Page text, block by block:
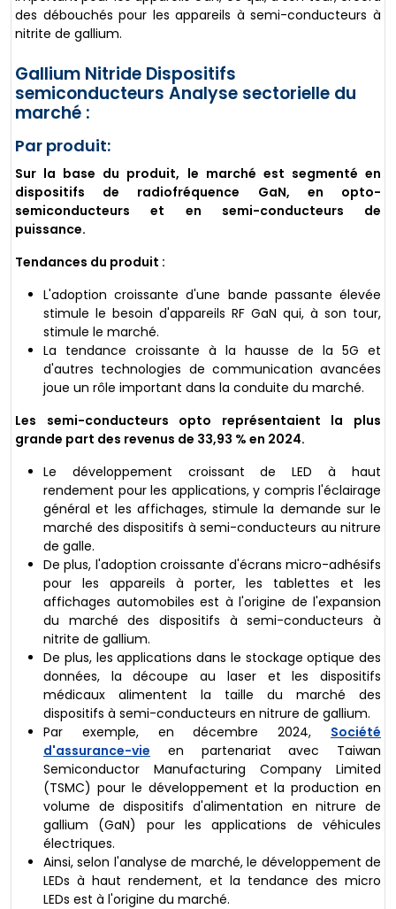
des débouchés pour les appareils à semi-conducteurs à
nitrite de gallium.
Gallium Nitride Dispositifs
semiconducteurs Analyse sectorielle du
marché :
Par produit:
Sur la base du produit, le marché est segmenté en
dispositifs de radiofréquence GaN, en opto-
semiconducteurs et en semi-conducteurs de
puissance.
Tendances du produit :
L'adoption croissante d'une bande passante élevée
stimule le besoin d'appareils RF GaN qui, à son tour,
stimule le marché.
La tendance croissante à la hausse de la 5G et
d'autres technologies de communication avancées
joue un rôle important dans la conduite du marché.
Les semi-conducteurs opto représentaient la plus
grande part des revenus de 33,93 % en 2024.
Le développement croissant de LED à haut
rendement pour les applications, y compris l'éclairage
général et les affichages, stimule la demande sur le
marché des dispositifs à semi-conducteurs au nitrure
de galle.
De plus, l'adoption croissante d'écrans micro-adhésifs
pour les appareils à porter, les tablettes et les
affichages automobiles est à l'origine de l'expansion
du marché des dispositifs à semi-conducteurs à
nitrite de gallium.
De plus, les applications dans le stockage optique des
données, la découpe au laser et les dispositifs
médicaux alimentent la taille du marché des
dispositifs à semi-conducteurs en nitrure de gallium.
Par exemple, en décembre 2024, Société
d'assurance-vie en partenariat avec Taiwan
Semiconductor Manufacturing Company Limited
(TSMC) pour le développement et la production en
volume de dispositifs d'alimentation en nitrure de
gallium (GaN) pour les applications de véhicules
électriques.
Ainsi, selon l'analyse de marché, le développement de
LEDs à haut rendement, et la tendance des micro
LEDs est à l'origine du marché.